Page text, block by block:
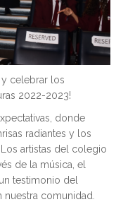
celebrar los
2022-2023!
donde
radiantes y los
artistas del colegio
de la música, el
testimonio del
comunidad.